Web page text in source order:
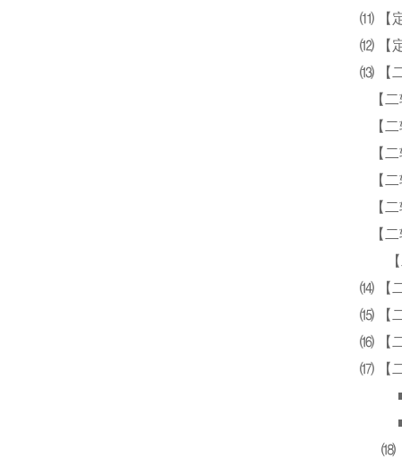
⑾ 【
⑿ 【
⒀ 【
【二
【二
【二
【二
【二
【二
⒁ 【
⒂ 【
⒃ 【
⒄ 【
⒅